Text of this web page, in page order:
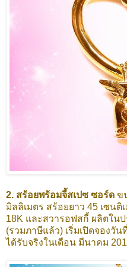
2. สร้อยพร้อมจี้สเปซ ซอร์ด ข
มิลลิเมตร สร้อยยาว 45 เซนติ
18K และสวารอฟสกี้ ผลิตใน
(รวมภาษีแล้ว) เริ่มเปิดจองวั
ได้รับจริงในเดือน มีนาคม